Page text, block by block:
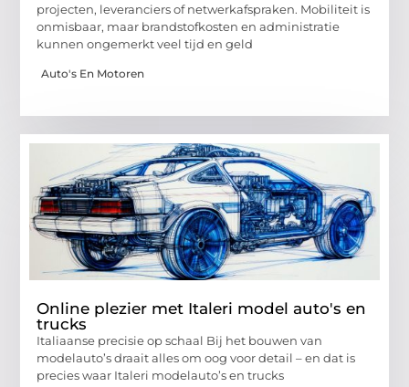
projecten, leveranciers of netwerkafspraken. Mobiliteit is
onmisbaar, maar brandstofkosten en administratie
kunnen ongemerkt veel tijd en geld
Auto's En Motoren
Online plezier met Italeri model auto's en
trucks
Italiaanse precisie op schaal Bij het bouwen van
modelauto’s draait alles om oog voor detail – en dat is
precies waar Italeri modelauto’s en trucks